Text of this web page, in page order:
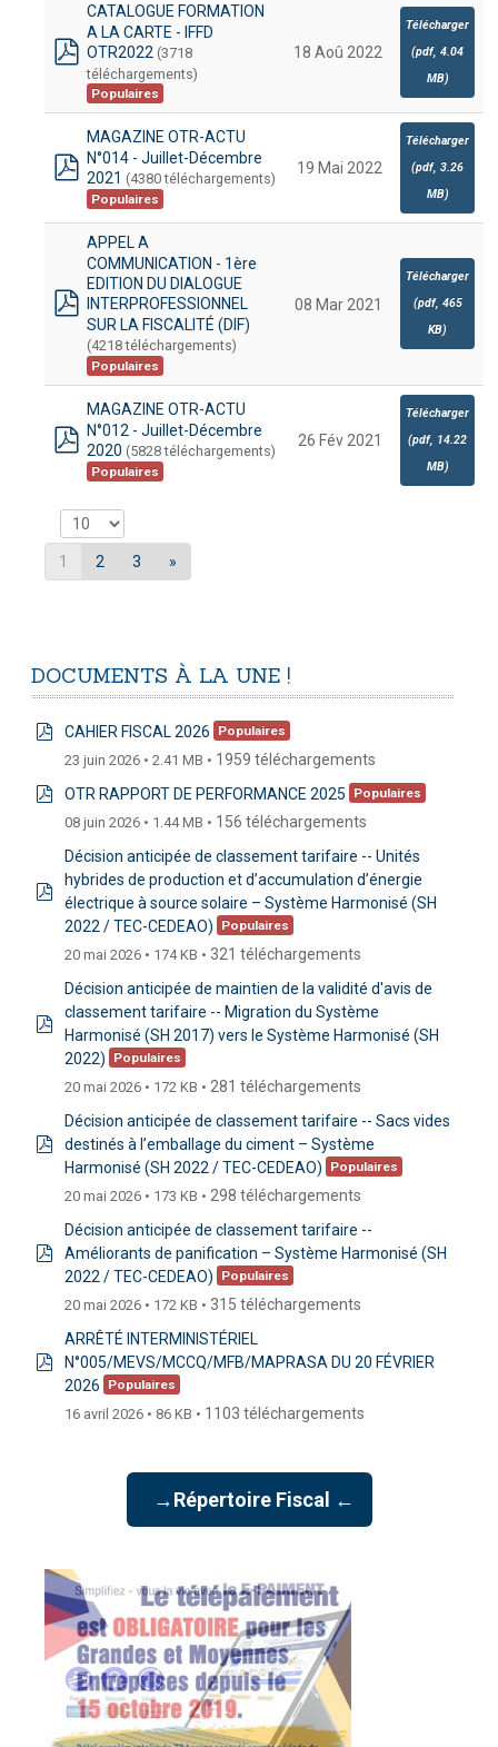
pdf
CATALOGUE FORMATION
A LA CARTE - IFFD
OTR2022 (3718
téléchargements)
Populaires
18 Aoû 2022
Télécharger
(pdf, 4.04
MB)
pdf
MAGAZINE OTR-ACTU
N°014 - Juillet-Décembre
2021 (4380 téléchargements)
Populaires
19 Mai 2022
Télécharger
(pdf, 3.26
MB)
pdf
APPEL A
COMMUNICATION - 1ère
EDITION DU DIALOGUE
INTERPROFESSIONNEL
SUR LA FISCALITÉ (DIF)
(4218 téléchargements)
Populaires
08 Mar 2021
Télécharger
(pdf, 465
KB)
pdf
MAGAZINE OTR-ACTU
N°012 - Juillet-Décembre
2020 (5828 téléchargements)
Populaires
26 Fév 2021
Télécharger
(pdf, 14.22
MB)
1 2 3 »
DOCUMENTS À LA UNE !
CAHIER FISCAL 2026 Populaires
23 juin 2026 2.41 MB 1959 téléchargements
OTR RAPPORT DE PERFORMANCE 2025 Populaires
08 juin 2026 1.44 MB 156 téléchargements
pdf
Décision anticipée de classement tarifaire -- Unités
hybrides de production et d’accumulation d’énergie
électrique à source solaire – Système Harmonisé (SH
2022 / TEC-CEDEAO)
Populaires
20 mai 2026 174 KB 321 téléchargements
pdf
Décision anticipée de maintien de la validité d'avis de
classement tarifaire -- Migration du Système
Harmonisé (SH 2017) vers le Système Harmonisé (SH
2022)
Populaires
20 mai 2026 172 KB 281 téléchargements
pdf
Décision anticipée de classement tarifaire -- Sacs vides
destinés à l’emballage du ciment – Système
Harmonisé (SH 2022 / TEC-CEDEAO)
Populaires
20 mai 2026 173 KB 298 téléchargements
pdf
Décision anticipée de classement tarifaire --
Améliorants de panification – Système Harmonisé (SH
2022 / TEC-CEDEAO)
Populaires
20 mai 2026 172 KB 315 téléchargements
pdf
ARRÊTÉ INTERMINISTÉRIEL
N°005/MEVS/MCCQ/MFB/MAPRASA DU 20 FÉVRIER
2026
Populaires
16 avril 2026 86 KB 1103 téléchargements
→Répertoire Fiscal ←